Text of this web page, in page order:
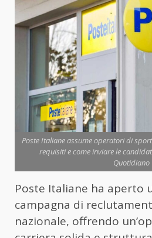
Poste Italiane assume operatori di
requisiti e come inviare le
Quotidiano
Poste Italiane ha aperto
campagna di
nazionale, offrendo